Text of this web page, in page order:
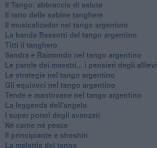
Il Tango: abbraccio di salute
Il ratto delle sabine tanghere
Il musicalizador nel tango argentino
La banda Bassotti del tango argentino
Titti il tanghero
Sandra e Raimondo nel tango argentino
Le parole dei maestri... i pensieri degli allievi
Le strategie nel tango argentino
Gli equivoci nel tango argentino
Tende e mantovane nel tango argentino
La leggenda dell'angelo
I super poteri degli avanzati
​Né carne né pesce
Il principiante e shoshin
La malattia del tango